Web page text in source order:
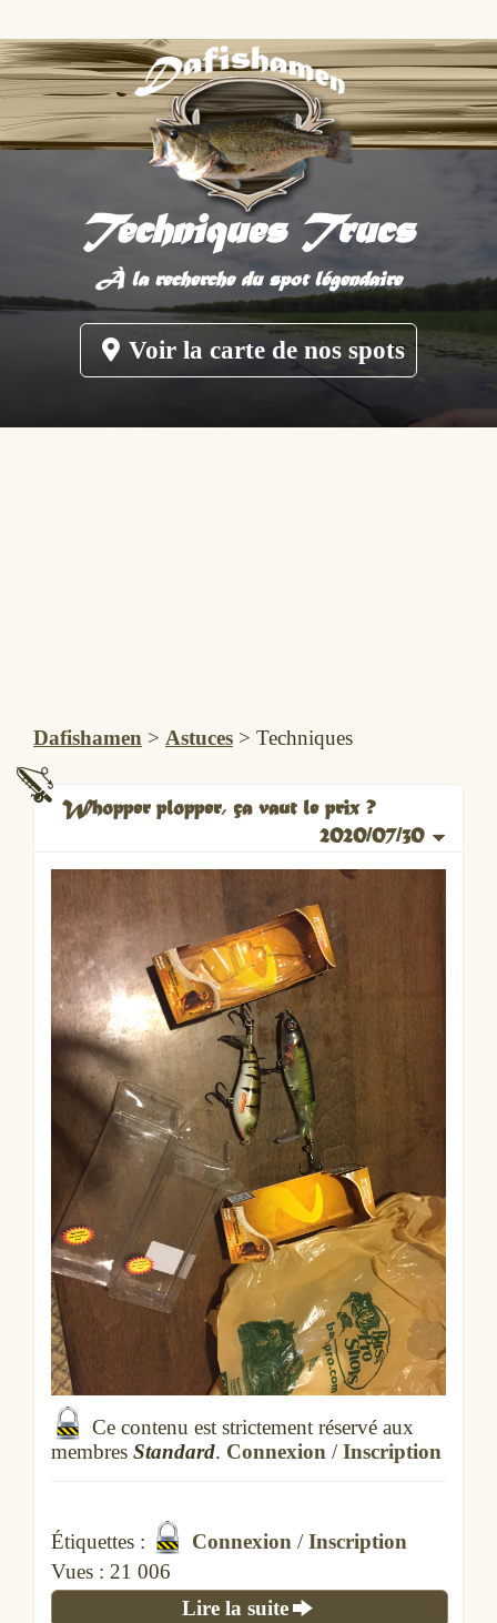
Techniques Trucs
À la recherche du spot légendaire
Voir la carte de nos spots
Dafishamen > Astuces > Techniques
Whopper plopper, ça vaut le prix ?
2020/07/30
Ce contenu est strictement réservé aux
membres Standard. Connexion /Inscription
Étiquettes : Connexion /Inscription
Vues : 21 006
Lire la suite